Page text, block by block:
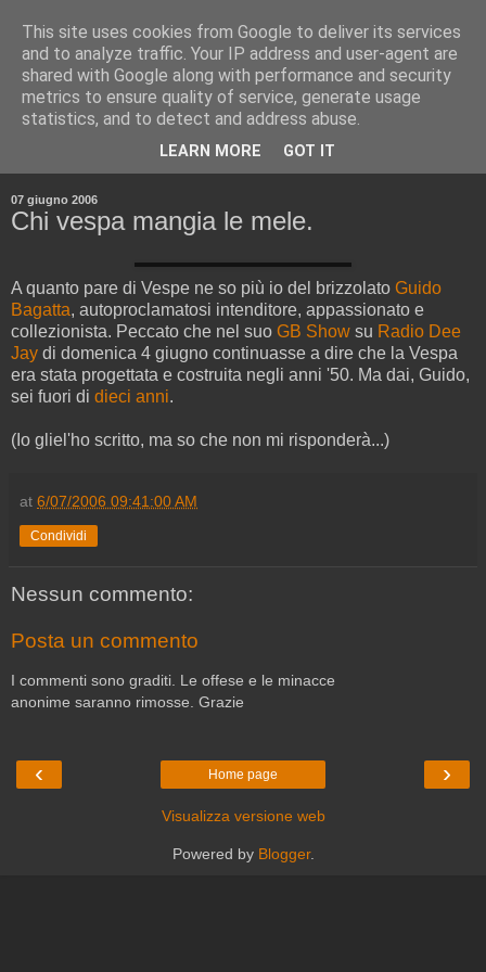
07 giugno 2006
Chi vespa mangia le mele.
A quanto pare di Vespe ne so più io del brizzolato Guido
Bagatta, autoproclamatosi intenditore, appassionato e
collezionista. Peccato che nel suo GB Show su Radio Dee
Jay di domenica 4 giugno continuasse a dire che la Vespa
era stata progettata e costruita negli anni '50. Ma dai, Guido,
sei fuori di dieci anni.
(Io gliel'ho scritto, ma so che non mi risponderà...)
at 6/07/2006 09:41:00 AM
Condividi
Nessun commento:
Posta un commento
I commenti sono graditi. Le offese e le minacce
anonime saranno rimosse. Grazie
‹ ›
Home page
Visualizza versione web
Powered by Blogger.
This site uses cookies from Google to deliver its services
and to analyze traffic. Your IP address and user-agent are
shared with Google along with performance and security
metrics to ensure quality of service, generate usage
statistics, and to detect and address abuse.
LEARN MORE GOT IT